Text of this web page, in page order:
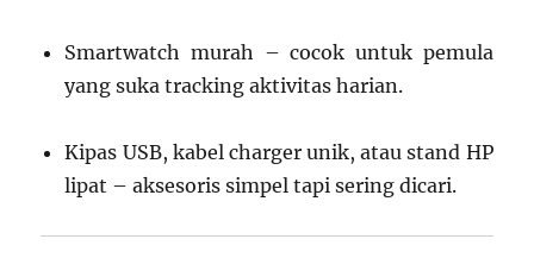
Smartwatch murah – cocok untuk pemula
yang suka tracking aktivitas harian.
Kipas USB, kabel charger unik, atau stand HP
lipat – aksesoris simpel tapi sering dicari.